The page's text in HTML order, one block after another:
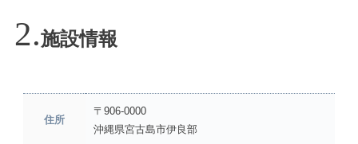
施設情報
住所
〒906-0000
沖縄県宮古島市伊良部